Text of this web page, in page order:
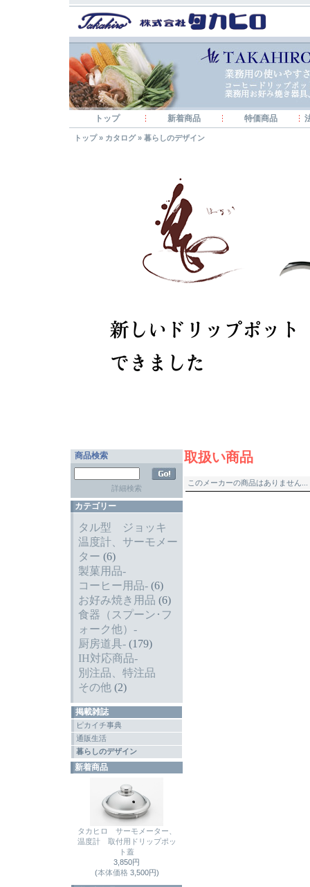
トップ 新着商品 特価商品
トップ» カタログ» 暮らしのデザイン
商品検索
詳細検索
カテゴリー
タル型 ジョッキ
温度計、サーモメー
ター (6)
製菓用品-
コーヒー用品- (6)
お好み焼き用品 (6)
食器（スプーン･フ
ォーク他）-
厨房道具- (179)
IH対応商品-
別注品、特注品
その他 (2)
掲載雑誌
ピカイチ事典
通販生活
暮らしのデザイン
新着商品
タカヒロ サーモメーター、
温度計 取付用ドリップポッ
ト蓋
3,850円
(本体価格3,500円)
取扱い商品
このメーカーの商品はありません...